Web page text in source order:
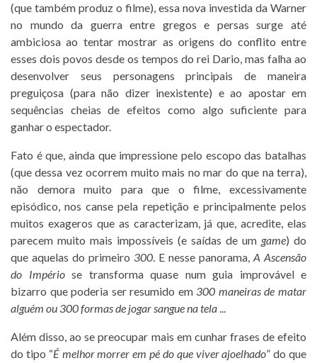
(que também produz o filme), essa nova investida da Warner
no mundo da guerra entre gregos e persas surge até
ambiciosa ao tentar mostrar as origens do conflito entre
esses dois povos desde os tempos do rei Dario, mas falha ao
desenvolver seus personagens principais de maneira
preguiçosa (para não dizer inexistente) e ao apostar em
sequências cheias de efeitos como algo suficiente para
ganhar o espectador.
Fato é que, ainda que impressione pelo escopo das batalhas
(que dessa vez ocorrem muito mais no mar do que na terra),
não demora muito para que o filme, excessivamente
episódico, nos canse pela repetição e principalmente pelos
muitos exageros que as caracterizam, já que, acredite, elas
parecem muito mais impossíveis (e saídas de um game) do
que aquelas do primeiro 300. E nesse panorama, A Ascensão
do Impériose transforma quase num guia improvável e
bizarro que poderia ser resumido em 300 maneiras de matar
alguém ou 300 formas de jogar sangue na tela ...
Além disso, ao se preocupar mais em cunhar frases de efeito
do tipo “É melhor morrer em pé do que viver ajoelhado” do que